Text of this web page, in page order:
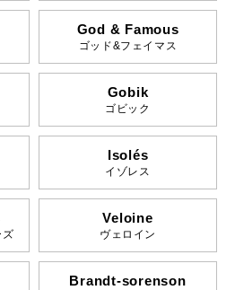
God & Famous
ゴッド&フェイマス
Gobik
ゴビック
Isolés
イゾレス
ズ
Veloine
ヴェロイン
Brandt-sorenson